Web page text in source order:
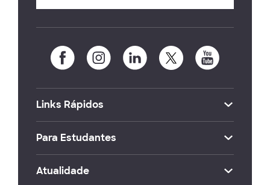
Links Rápidos
Para Estudantes
Atualidade